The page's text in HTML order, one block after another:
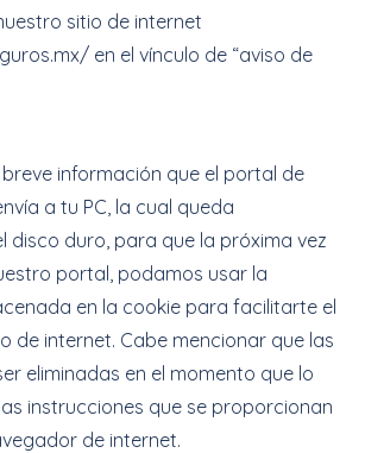
sitio de internet
en el vínculo de “aviso de
información que el portal de
a tu PC, la cual queda
disco duro, para que la próxima vez
portal, podamos usar la
en la cookie para facilitarte el
de internet. Cabe mencionar que las
eliminadas en el momento que lo
instrucciones que se proporcionan
de internet.